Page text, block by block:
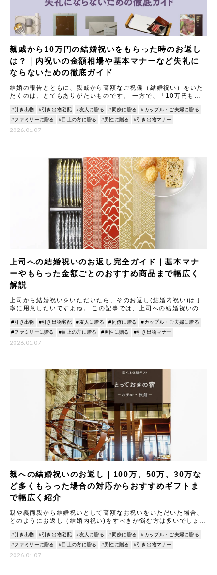
親戚から10万円の結婚祝いをもらった時のお返し
は？｜内祝いの金額相場や基本マナーなど失礼に
ならないための徹底ガイド
結婚の報告とともに、親戚から高額なご祝儀（結婚祝い）をいた
だくのは、とてもありがたいものです。 一方で、「10万円もの
にな
#引き出物 #引き出物宅配 #友人に贈る #同僚に贈る
#カップル・ご夫婦に贈る
#ファミリーに贈る
#目上の方に贈る #男性に贈る #引き出物マナー
2026.01.07
上司への結婚祝いのお返し完全ガイド｜基本マナ
ーやもらった金額ごとのおすすめ商品まで幅広く
解説
上司から結婚祝いをいただいたら、そのお返し(結婚内祝い)は丁
寧に用意したいですよね。 この記事では、上司への結婚祝いのお
ギ
#引き出物 #引き出物宅配 #友人に贈る #同僚に贈る
#カップル・ご夫婦に贈る
#ファミリーに贈る
#目上の方に贈る #男性に贈る #引き出物マナー
2026.01.07
親への結婚祝いのお返し｜100万、50万、30万な
ど多くもらった場合の対応からおすすめギフトま
で幅広く紹介
親や義両親から結婚祝いとして高額なお祝いをいただいた場合、
どのようにお返し（結婚内祝い)をすべきか悩む方は多いでしょ
100
#引き出物 #引き出物宅配 #友人に贈る #同僚に贈る
#カップル・ご夫婦に贈る
#ファミリーに贈る
#目上の方に贈る #男性に贈る #引き出物マナー
2026.01.07